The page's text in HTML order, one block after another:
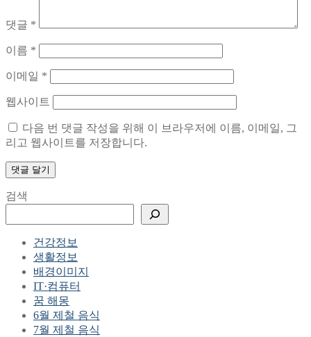
댓글 *
이름 *
이메일 *
웹사이트
다음 번 댓글 작성을 위해 이 브라우저에 이름, 이메일, 그
리고 웹사이트를 저장합니다.
검색
건강정보
생활정보
배경이미지
IT·컴퓨터
꿈 해몽
6월 제철 음식
7월 제철 음식